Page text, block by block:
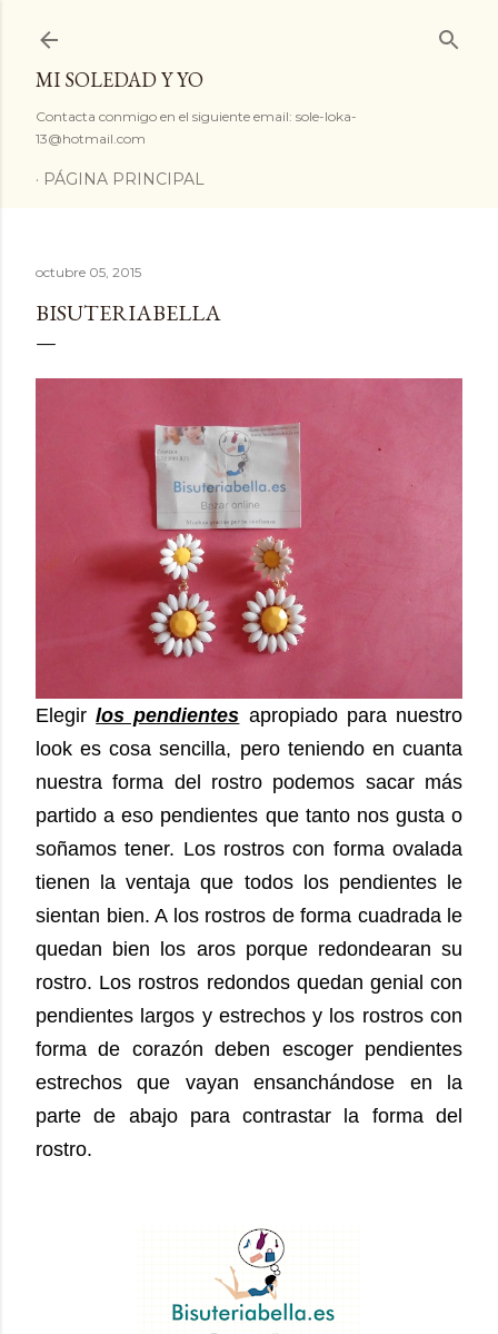
MI SOLEDAD Y YO
Contacta conmigo en el siguiente email: sole-loka-
13@hotmail.com
PÁGINA PRINCIPAL
octubre 05, 2015
BISUTERIABELLA
Elegirlos pendientes apropiado para nuestro
look es cosa sencilla, pero teniendo en cuanta
nuestra forma del rostro podemos sacar más
partido a eso pendientes que tanto nos gusta o
soñamos tener. Los rostros con forma ovalada
tienen la ventaja que todos los pendientes le
sientan bien. A los rostros de forma cuadrada le
quedan bien los aros porque redondearan su
rostro. Los rostros redondos quedan genial con
pendientes largos y estrechos y los rostros con
forma de corazón deben escoger pendientes
estrechosque vayan ensanchándose en la
parte de abajo para contrastar la forma del
rostro.